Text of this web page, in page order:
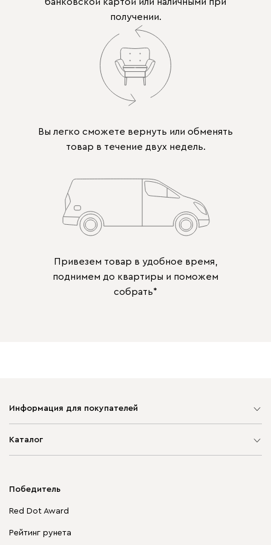
получении.
Вы легко сможете вернуть или обменять
товар в течение двух недель.
Привезем товар в удобное время,
поднимем до квартиры и поможем
собрать*
Информация для покупателей
Каталог
Корпусная мебель
Столы и стулья
Победитель
Red Dot Award
Рейтинг рунета